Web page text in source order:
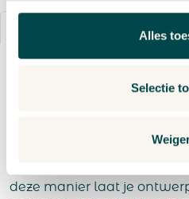
Alles
Selectie
Bestelproces
in boekenlegger formaat?
produceren, kan elke
deze manier laat je